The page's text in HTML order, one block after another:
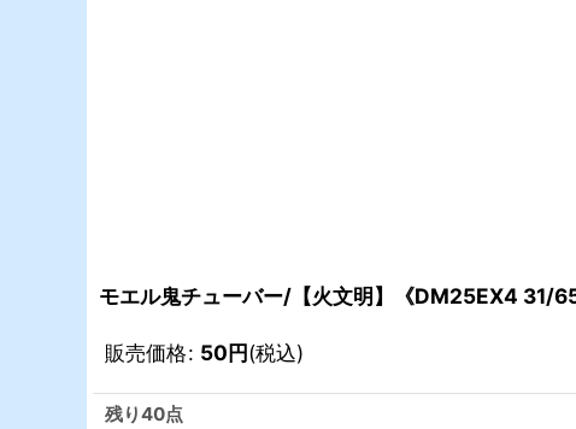
モエル鬼チューバー/【火文明】《DM25EX4 31/65
販売価格: 50円(税込)
残り40点